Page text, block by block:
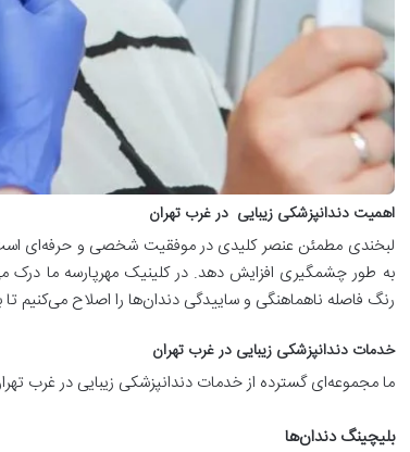
اهمیت دندانپزشکی زیبایی در غرب تهران
لبخندی مطمئن عنصر کلیدی در موفقیت شخصی و حرفه‌ای است.
به طور چشمگیری افزایش دهد. در کلینیک مهرپارسه ما درک
رنگ فاصله ناهماهنگی و ساییدگی دندان‌ها را اصلاح می‌کنیم تا
خدمات دندانپزشکی زیبایی در غرب تهران
ما مجموعه‌ای گسترده از خدمات دندانپزشکی زیبایی در غرب
بلیچینگ دندان‌ها